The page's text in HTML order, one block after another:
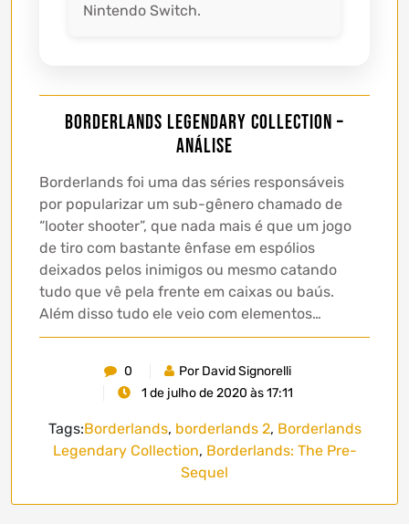
Nintendo Switch.
Borderlands Legendary Collection –
Análise
Borderlands foi uma das séries responsáveis
por popularizar um sub-gênero chamado de
“looter shooter”, que nada mais é que um jogo
de tiro com bastante ênfase em espólios
deixados pelos inimigos ou mesmo catando
tudo que vê pela frente em caixas ou baús.
Além disso tudo ele veio com elementos…
0
Por David Signorelli
1 de julho de 2020 às 17:11
Tags:Borderlands, borderlands 2, Borderlands
Legendary Collection, Borderlands: The Pre-
Sequel